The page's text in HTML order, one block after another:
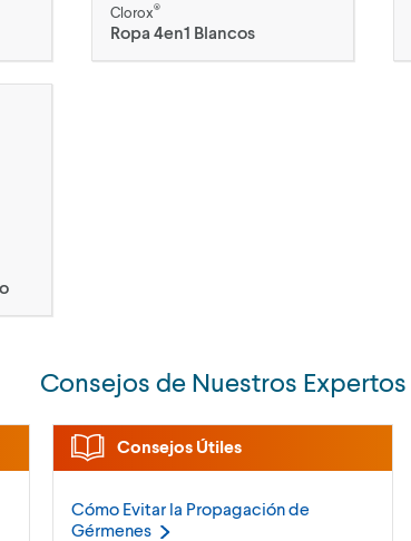
Clorox®
Ropa 4en1 Blancos
Consejos de Nuestros Expertos
Consejos Útiles
Cómo Evitar la Propagación de
Gérmenes